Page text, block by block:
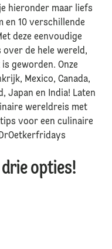
hieronder maar liefs
en 10 verschillende
deze eenvoudige
over de hele wereld,
geworden. Onze
Mexico, Canada,
Japan en India! Laten
wereldreis met
voor een culinaire
opties!